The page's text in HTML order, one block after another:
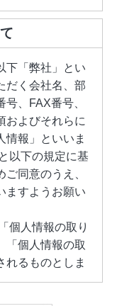
下「弊社」とい
だく会社名、部
、FAX番号、
およびそれらに
情報」といいま
と以下の規定に基
同意のうえ、
ますようお願い
個人情報の取り
「個人情報の取
れるものとしま